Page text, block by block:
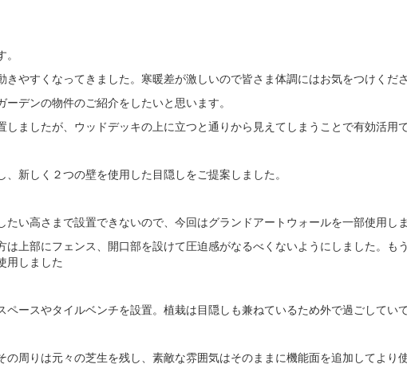
やすくなってきました。寒暖差が激しいので皆さま体調にはお気をつけくださ
デンの物件のご紹介をしたいと思います。
ましたが、ウッドデッキの上に立つと通りから見えてしまうことで有効活用
新しく２つの壁を使用した目隠しをご提案しました。
い高さまで設置できないので、今回はグランドアートウォールを一部使用しま
は上部にフェンス、開口部を設けて圧迫感がなるべくないようにしました。
用しました
ペースやタイルベンチを設置。植栽は目隠しも兼ねているため外で過ごしてい
の周りは元々の芝生を残し、素敵な雰囲気はそのままに機能面を追加してより